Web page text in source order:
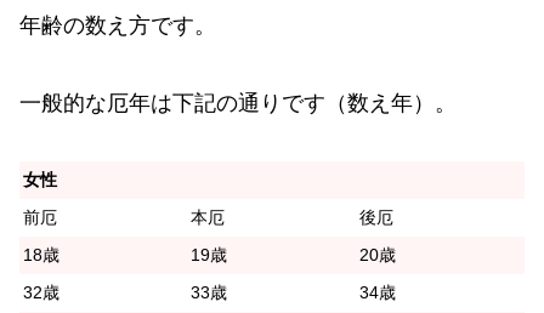
年齢の数え方です。
一般的な厄年は下記の通りです（数え年）。
女性
前厄
本厄
後厄
18歳
19歳
20歳
32歳
33歳
34歳